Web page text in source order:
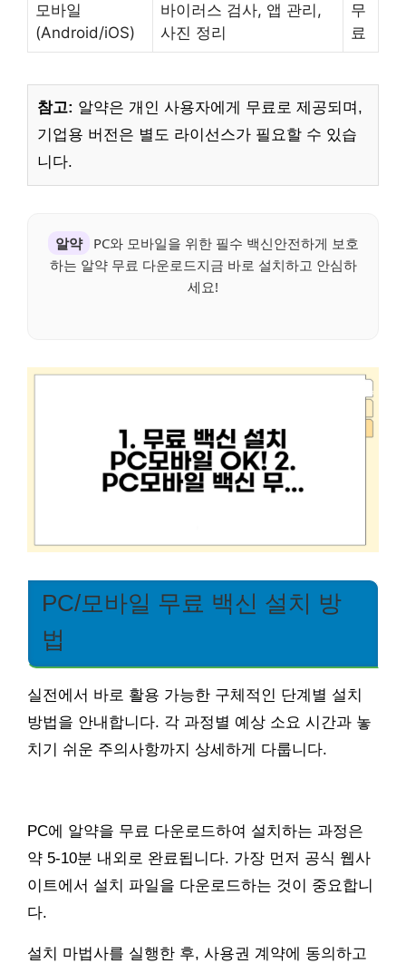
모바일
(Android/iOS)
바이러스 검사, 앱 관리,
사진 정리
무
료
참고: 알약은 개인 사용자에게 무료로 제공되며,
기업용 버전은 별도 라이선스가 필요할 수 있습
니다.
알약
PC와 모바일을 위한 필수 백신안전하게 보호
하는 알약 무료 다운로드지금 바로 설치하고 안심하
세요!
PC/모바일 무료 백신 설치 방
법
실전에서 바로 활용 가능한 구체적인 단계별 설치
방법을 안내합니다. 각 과정별 예상 소요 시간과 놓
치기 쉬운 주의사항까지 상세하게 다룹니다.
PC에 알약을 무료 다운로드하여 설치하는 과정은
약 5-10분 내외로 완료됩니다. 가장 먼저 공식 웹사
이트에서 설치 파일을 다운로드하는 것이 중요합니
다.
설치 마법사를 실행한 후, 사용권 계약에 동의하고